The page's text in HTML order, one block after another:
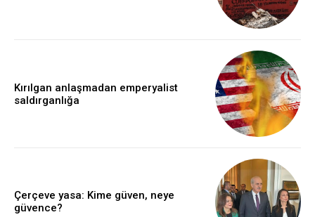
Kırılgan anlaşmadan emperyalist
saldırganlığa
Çerçeve yasa: Kime güven, neye
güvence?